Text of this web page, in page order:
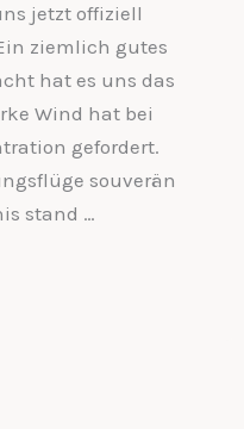
jetzt offiziell
ziemlich gutes
hat es uns das
Wind hat bei
gefordert.
souverän
stand …